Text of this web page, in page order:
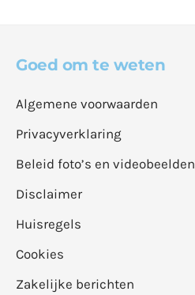
Goed om te weten
Algemene voorwaarden
Privacyverklaring
Beleid foto’s en videobeelden
Disclaimer
Huisregels
Cookies
Zakelijke berichten